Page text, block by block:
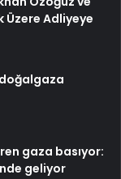
Üzere Adliyeye
gaza basıyor:
geliyor